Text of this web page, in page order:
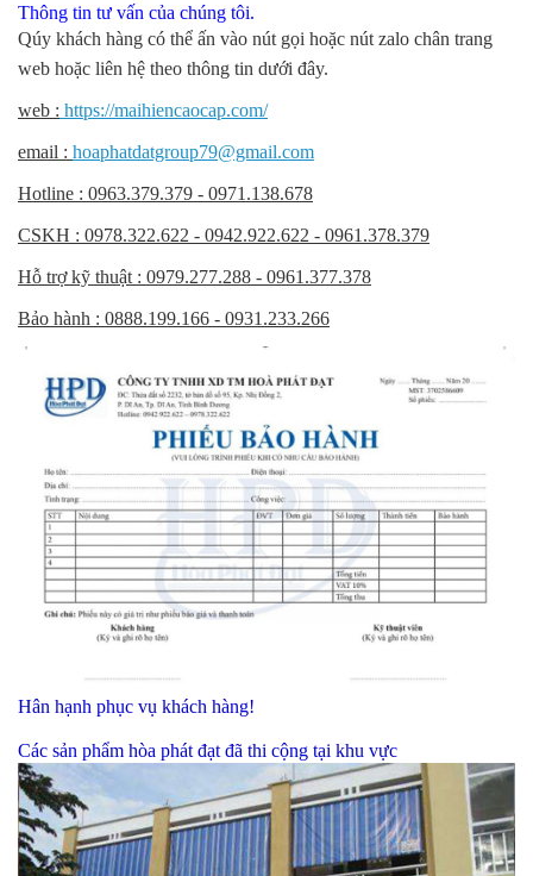
Thông tin tư vấn của chúng tôi.
Qúy khách hàng có thể ấn vào nút gọi hoặc nút zalo chân trang
web hoặc liên hệ theo thông tin dưới đây.
web : https://maihiencaocap.com/
email : hoaphatdatgroup79@gmail.com
Hotline : 0963.379.379 - 0971.138.678
CSKH : 0978.322.622 - 0942.922.622 - 0961.378.379
Hỗ trợ kỹ thuật : 0979.277.288 - 0961.377.378
Bảo hành : 0888.199.166 - 0931.233.266
Hân hạnh phục vụ khách hàng!
Các sản phẩm hòa phát đạt đã thi cộng tại khu vực